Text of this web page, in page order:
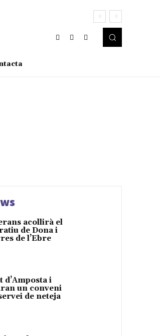
acollirà el
de Dona i
de l’Ebre
d’Amposta i
un conveni
de neteja